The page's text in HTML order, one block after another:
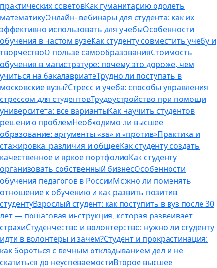
практических советовКак гуманитарию одолеть
математикуОнлайн- вебинары для студента: как их
эффективно использовать для учебыОсобенности
обучения в частом вузеКак студенту совместить учебу и
творчествоО пользе самообразованияСтоимость
обучения в магистратуре: почему это дороже, чем
учиться на бакалавриатеТрудно ли поступать в
московские вузы?Стресс и учеба: способы управления
стрессом для студентовТрудоустройство при помощи
университета: все вариантыКак научить студентов
решению проблемНеобходимо ли высшее
образование: аргументы «за» и «против»Практика и
стажировка: различия и общееКак студенту создать
качественное и яркое портфолиоКак студенту
организовать собственный бизнесОсобенности
обучения педагогов в РоссииМожно ли поменять
отношение к обучению и как развить позитив
студентуВзрослый студент: как поступить в вуз после 30
лет — пошаговая инструкция, которая развеивает
страхиСтуденчество и волонтерство: нужно ли cтуденту
идти в волонтеры и зачем?Студент и прокрастинация:
как бороться с вечным откладыванием дел и не
скатиться до неуспеваемостиВторое высшее